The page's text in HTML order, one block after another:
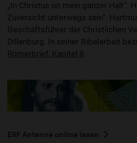
„In Christus ist mein ganzer Halt“.
Zuversicht unterwegs sein“.
Geschäftsführer der Christlichen
Dillenburg. In seiner Bibelarbeit
Römerbrief, Kapitel 8
ERF Antenne online lesen